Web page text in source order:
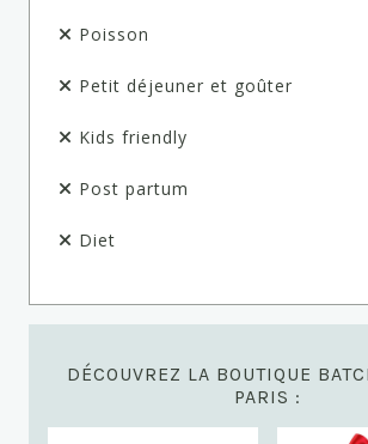
Poisson
Petit déjeuner et goûter
Kids friendly
Post partum
Diet
DÉCOUVREZ LA BOUTIQUE
PARIS :